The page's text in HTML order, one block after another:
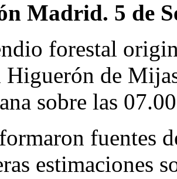
Madrid. 5 de
forestal
Higuerón de
sobre las
fuentes
estimaciones